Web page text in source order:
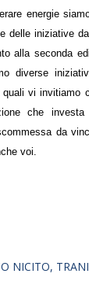
energie
delle iniziative
alla seconda
diverse
vi invitiamo
che
da
voi.
NICITO